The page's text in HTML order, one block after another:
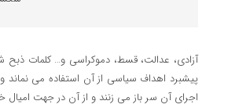
آزادی، عدالت، قسط، دموکراسی و… کلمات ذبح
پیشبرد اهداف سیاسی از آن استفاده می نماند
اجرای آن سر باز می زنند و از آن در جهت امیال